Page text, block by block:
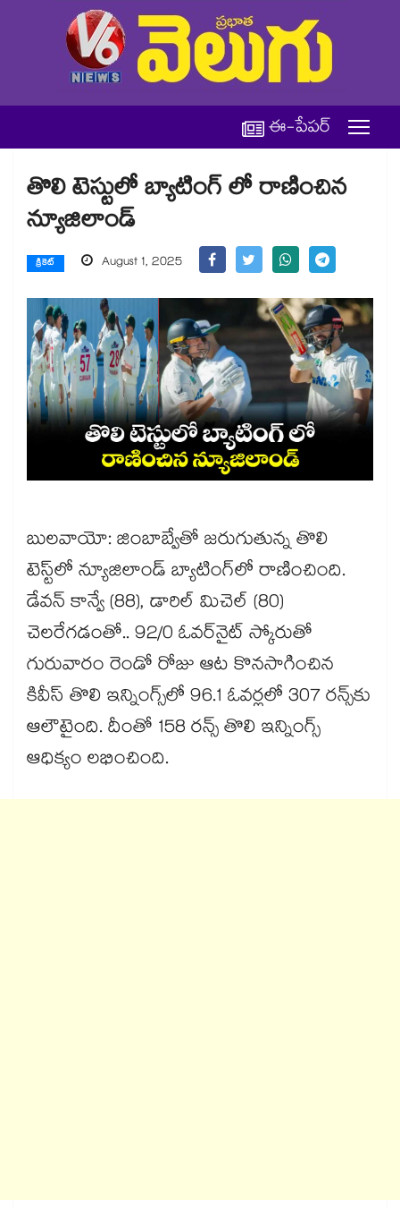
ఈ-పేపర్
తొలి టెస్టులో బ్యాటింగ్ లో రాణించిన
న్యూజిలాండ్‌‌‌‌‌‌‌‌
క్రికెట్ August 1, 2025
బులవాయో: జింబాబ్వేతో జరుగుతున్న తొలి
టెస్ట్‌‌‌‌‌‌‌‌లో న్యూజిలాండ్‌‌‌‌‌‌‌‌ బ్యాటింగ్‌‌‌‌‌‌‌‌లో రాణించింది.
డేవన్‌‌‌‌‌‌‌‌ కాన్వే (88), డారిల్‌‌‌‌‌‌‌‌ మిచెల్‌‌‌‌‌‌‌‌ (80)
చెలరేగడంతో.. 92/0 ఓవర్‌‌‌‌‌‌‌‌నైట్‌‌‌‌‌‌‌‌ స్కోరుతో
గురువారం రెండో రోజు ఆట కొనసాగించిన
కివీస్‌‌‌‌‌‌‌‌ తొలి ఇన్నింగ్స్‌‌‌‌‌‌‌‌లో 96.1 ఓవర్లలో 307 రన్స్‌‌‌‌‌‌‌‌కు
ఆలౌటైంది. దీంతో 158 రన్స్‌‌‌‌‌‌‌‌ తొలి ఇన్నింగ్స్‌‌‌‌‌‌‌‌
ఆధిక్యం లభించింది.